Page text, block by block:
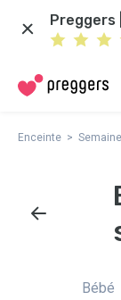
Preggers
Enceinte
Bébé